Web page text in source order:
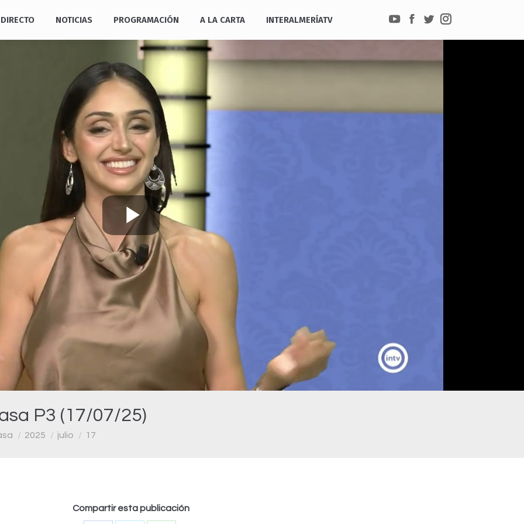
DIRECTO NOTICIAS PROGRAMACIÓN A LA CARTA INTERALMERÍATV
YouTube
Facebook
TwitterInstagram
P3 (17/07/25)
2025 julio 17
Play
Video
Compartir esta publicación